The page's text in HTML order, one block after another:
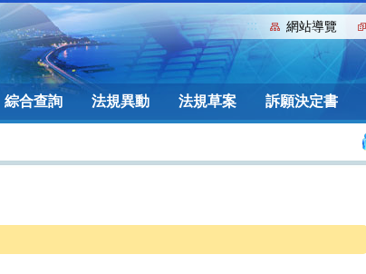
::: 網站導覽
綜合查詢 法規異動 法規草案 訴願決定書